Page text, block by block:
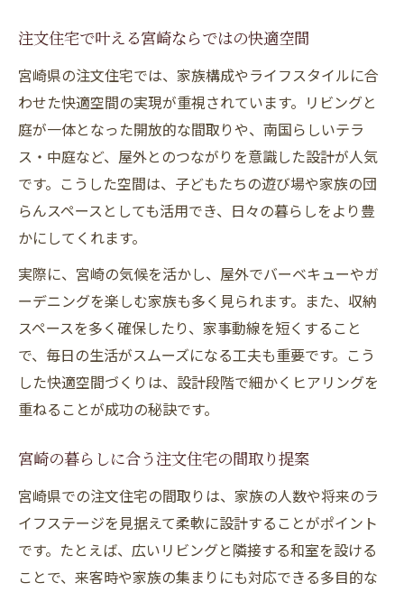
注文住宅で叶える宮崎ならではの快適空間
宮崎県の注文住宅では、家族構成やライフスタイルに合
わせた快適空間の実現が重視されています。リビングと
庭が一体となった開放的な間取りや、南国らしいテラ
ス・中庭など、屋外とのつながりを意識した設計が人気
です。こうした空間は、子どもたちの遊び場や家族の団
らんスペースとしても活用でき、日々の暮らしをより豊
かにしてくれます。
実際に、宮崎の気候を活かし、屋外でバーベキューやガ
ーデニングを楽しむ家族も多く見られます。また、収納
スペースを多く確保したり、家事動線を短くすること
で、毎日の生活がスムーズになる工夫も重要です。こう
した快適空間づくりは、設計段階で細かくヒアリングを
重ねることが成功の秘訣です。
宮崎の暮らしに合う注文住宅の間取り提案
宮崎県での注文住宅の間取りは、家族の人数や将来のラ
イフステージを見据えて柔軟に設計することがポイント
です。たとえば、広いリビングと隣接する和室を設ける
ことで、来客時や家族の集まりにも対応できる多目的な